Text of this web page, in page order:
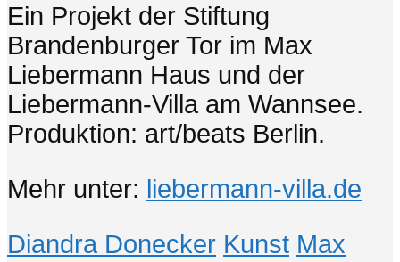
Ein Projekt der Stiftung
Brandenburger Tor im Max
Liebermann Haus und der
Liebermann-Villa am Wannsee.
Produktion: art/beats Berlin.
Mehr unter: liebermann-villa.de
Diandra Donecker Kunst Max